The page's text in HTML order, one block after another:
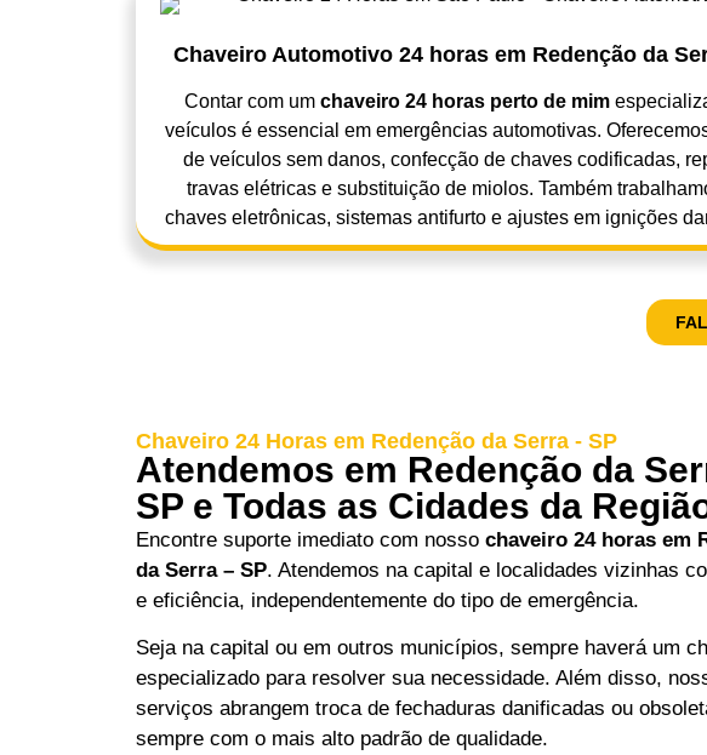
Chaveiro Automotivo 24 horas em Redenção da
Contar com um chaveiro 24 horas perto de mim
veículos é essencial em emergências automotivas.
de veículos sem danos, confecção de chaves codificadas,
travas elétricas e substituição de miolos. Também
chaves eletrônicas, sistemas antifurto e ajustes em ignições
Chaveiro 24 Horas em Redenção da Serra - SP
Atendemos em Redenção da
SP e Todas as Cidades da
Encontre suporte imediato com nosso chaveiro 24 horas em
da Serra – SP. Atendemos na capital e localidades vizinhas
e eficiência, independentemente do tipo de emergência.
Seja na capital ou em outros municípios, sempre haverá um
especializado para resolver sua necessidade. Além disso,
serviços abrangem troca de fechaduras danificadas ou
sempre com o mais alto padrão de qualidade.